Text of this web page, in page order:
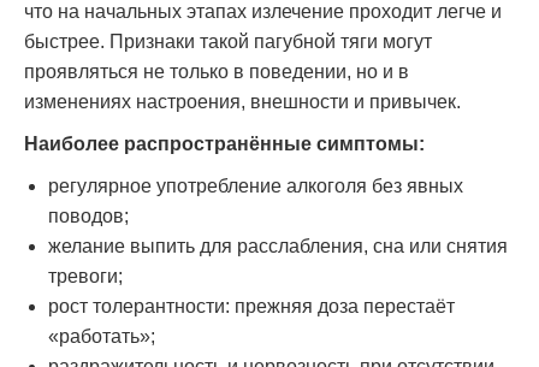
что на начальных этапах излечение проходит легче и
быстрее. Признаки такой пагубной тяги могут
проявляться не только в поведении, но и в
изменениях настроения, внешности и привычек.
Наиболее распространённые симптомы:
регулярное употребление алкоголя без явных
поводов;
желание выпить для расслабления, сна или снятия
тревоги;
рост толерантности: прежняя доза перестаёт
«работать»;